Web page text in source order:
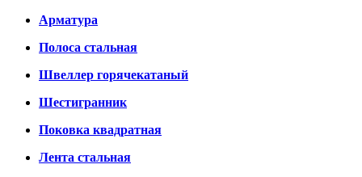
Арматура
Полоса стальная
Швеллер горячекатаный
Шестигранник
Поковка квадратная
Лента стальная